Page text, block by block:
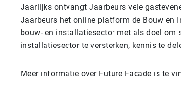
Jaarlijks ontvangt Jaarbeurs vele
Jaarbeurs het online platform de Bouw en
bouw- en installatiesector met als doel om
installatiesector te versterken, kennis te
Meer informatie over Future Facade is te